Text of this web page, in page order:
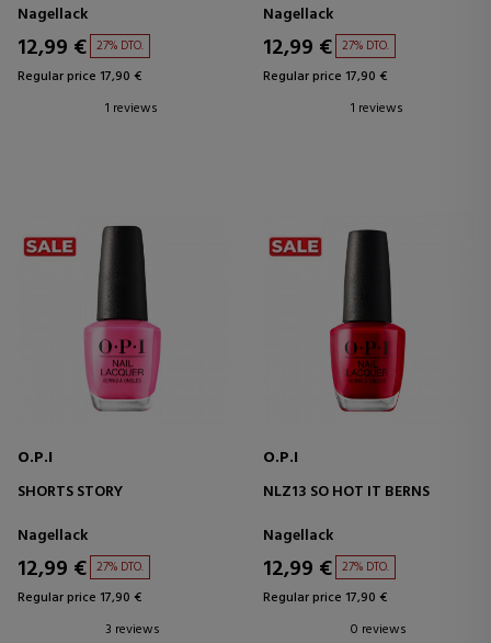
Nagellack
12,99 € 27% DTO.
Regular price 17,90 €
1 reviews
Nagellack
12,99 € 27% DTO.
Regular price 17,90 €
1 reviews
O.P.I
SHORTS STORY
Nagellack
12,99 € 27% DTO.
Regular price 17,90 €
3 reviews
O.P.I
NLZ13 SO HOT IT BERNS
Nagellack
12,99 € 27% DTO.
Regular price 17,90 €
0 reviews